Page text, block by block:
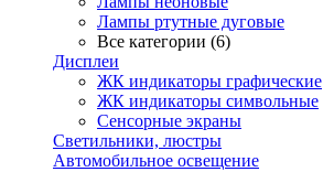
Лампы ртутные дуговые
Все категории (6)
Дисплеи
ЖК индикаторы графические
ЖК индикаторы символьные
Сенсорные экраны
Cветильники, люстры
Автомобильное освещение